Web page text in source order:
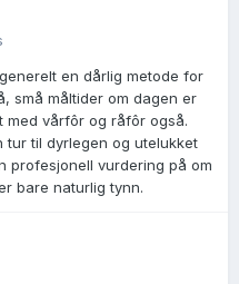
en dårlig metode for
små måltider om dagen er
vårfôr og råfôr også.
tur til dyrlegen og utelukket
profesjonell vurdering på om
bare naturlig tynn.